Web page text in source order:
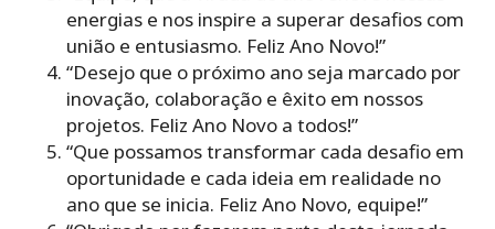
energias e nos inspire a superar desafios com
união e entusiasmo. Feliz Ano Novo!”
“Desejo que o próximo ano seja marcado por
inovação, colaboração e êxito em nossos
projetos. Feliz Ano Novo a todos!”
“Que possamos transformar cada desafio em
oportunidade e cada ideia em realidade no
ano que se inicia. Feliz Ano Novo, equipe!”